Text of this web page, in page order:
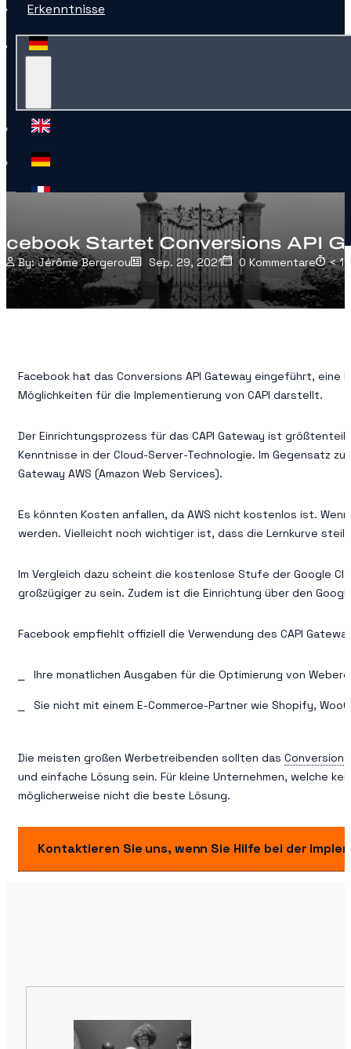
Erkenntnisse
Startet Conversions API
Jérôme Bergerou Sep. 29, 2021 < 1
0 Kommentare
Facebook hat das Conversions API Gateway eingeführt, eine
Möglichkeiten für die Implementierung von CAPI darstellt.
Der Einrichtungsprozess für das CAPI Gateway ist
Kenntnisse in der Cloud-Server-Technologie. Im Gegensatz
Gateway AWS (Amazon Web Services).
Es könnten Kosten anfallen, da AWS nicht kostenlos ist.
werden. Vielleicht noch wichtiger ist, dass die Lernkurve steil
Im Vergleich dazu scheint die kostenlose Stufe der Google
großzügiger zu sein. Zudem ist die Einrichtung über den
Facebook empfiehlt offiziell die Verwendung des CAPI
Ihre monatlichen Ausgaben für die Optimierung von
Sie nicht mit einem E-Commerce-Partner wie Shopify,
Die meisten großen Werbetreibenden sollten das
und einfache Lösung sein. Für kleine Unternehmen, welche
möglicherweise nicht die beste Lösung.
Kontaktieren Sie uns, wenn Sie Hilfe bei der